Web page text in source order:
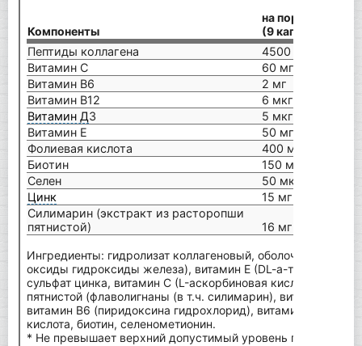
Компоненты
на порцию
(9 капсул)
Пептиды коллагена
4500 мг
Витамин С
60 мг
Витамин В6
2 мг
Витамин В12
6 мкг
Витамин Д3
5 мкг
Витамин Е
50 мг
Фолиевая кислота
400 мкг
Биотин
150 мкг
Селен
50 мкг
Цинк
15 мг
Силимарин (экстракт из расторопши
пятнистой)
16 мг
Ингредиенты: гидролизат коллагеновый, оболочка
оксиды гидроксиды железа), витамин Е (DL-a-
сульфат цинка, витамин С (L-аскорбиновая кислота),
пятнистой (флаволигнаны (в т.ч. силимарин), витамин В12
витамин В6 (пиридоксина гидрохлорид), витамин ДЗ
кислота, биотин, селенометионин.
* Не превышает верхний допустимый уровень